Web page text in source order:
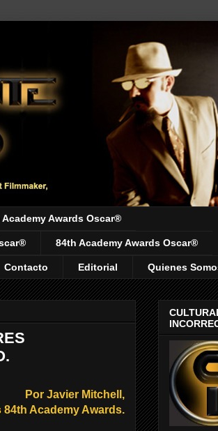
Academy Awards Oscar®
84th Academy Awards Oscar®
Contacto Editorial Quienes
Por Javier Mitchell,
Academy Awards.